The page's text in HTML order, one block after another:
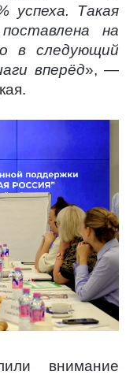
успеха. Такая
на
в следующий
вперёд», —
внимание